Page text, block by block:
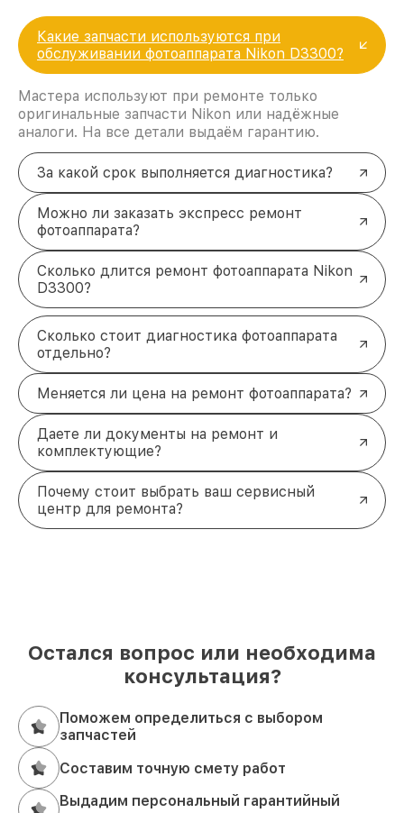
Какие запчасти используются при
обслуживании фотоаппарата Nikon D3300?
Мастера используют при ремонте только
оригинальные запчасти Nikon или надёжные
аналоги. На все детали выдаём гарантию.
За какой срок выполняется диагностика?
Можно ли заказать экспресс ремонт
фотоаппарата?
Сколько длится ремонт фотоаппарата Nikon
D3300?
Сколько стоит диагностика фотоаппарата
отдельно?
Меняется ли цена на ремонт фотоаппарата?
Даете ли документы на ремонт и
комплектующие?
Почему стоит выбрать ваш сервисный
центр для ремонта?
Остался вопрос или необходима
консультация?
Поможем определиться с выбором
запчастей
Составим точную смету работ
Выдадим персональный гарантийный